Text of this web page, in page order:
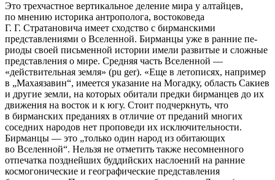
Это трехчастное вертикальное деление мира у алтайцев,
по мне­нию ис­торика антрополога, востоковеда
Г. Г. Стратановича имеет сходство с бирманскими
представлениями о Вселенной. Бирманцы уже в ранние пе­
риоды своей письменной истории имели развитые и сложные
представле­ния о мире. Средняя часть Вселенной —
«действительная земля» (pu ger). «Еще в летописях, например
в „Махаязавин“, имеется указание на Могад­ку, область Сакиев
и другие земли, на которых обитали предки бирманцев до их
движения на восток и к югу. Стоит подчеркнуть, что
в бирманских преданиях в отличие от преданий многих
соседних народов нет проповеди их исключительности.
Бирманцы — это „только один народ из обитающих
во Вселенной“. Нельзя не отметить также несомненного
отпечатка позд­нейших буддийских наслоений на ранние
космогонические и географиче­ские представления